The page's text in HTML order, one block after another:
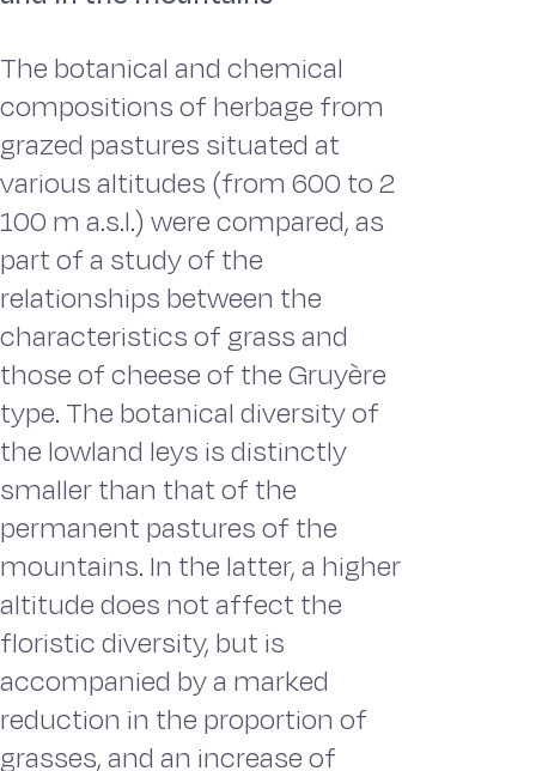
The botanical and chemical
compositions of herbage from
grazed pastures situated at
various altitudes (from 600 to 2
100 m a.s.l.) were compared, as
part of a study of the
relationships between the
characteristics of grass and
those of cheese of the Gruyère
type. The botanical diversity of
the lowland leys is distinctly
smaller than that of the
permanent pastures of the
mountains. In the latter, a higher
altitude does not affect the
floristic diversity, but is
accompanied by a marked
reduction in the proportion of
grasses, and an increase of